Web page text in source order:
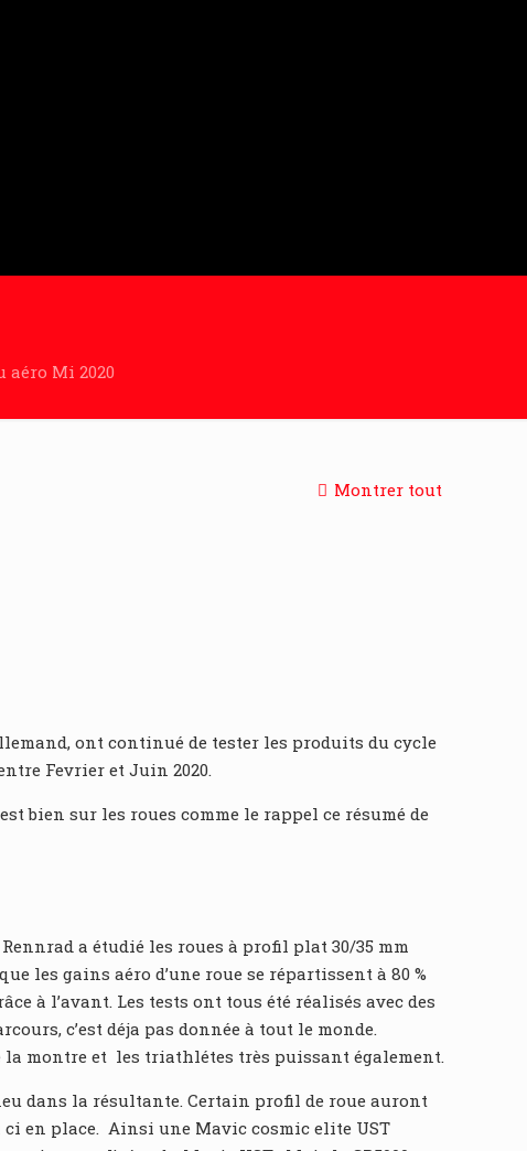
aéro Mi 2020
Montrer tout
ont continué de tester les produits du cycle
Fevrier et Juin 2020.
bien sur les roues comme le rappel ce résumé de
a étudié les roues à profil plat 30/35 mm
les gains aéro d’une roue se répartissent à 80 %
à l’avant. Les tests ont tous été réalisés avec des
c’est déja pas donnée à tout le monde.
la montre et les triathlétes très puissant également.
dans la résultante. Certain profil de roue auront
en place. Ainsi une Mavic cosmic elite UST